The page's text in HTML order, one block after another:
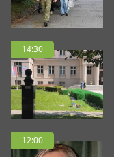
14:30
12:00